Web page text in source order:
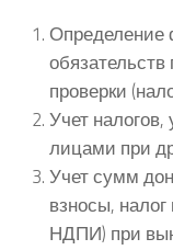
Определение
обязательств
проверки
Учет
лицами при
Учет сумм
взносы,
НДПИ) при